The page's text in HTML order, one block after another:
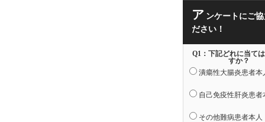
ア ンケートにご
ださい！
Q1：下記どれに当て
すか？
潰瘍性大腸炎患者本
自己免疫性肝炎患者
その他難病患者本人